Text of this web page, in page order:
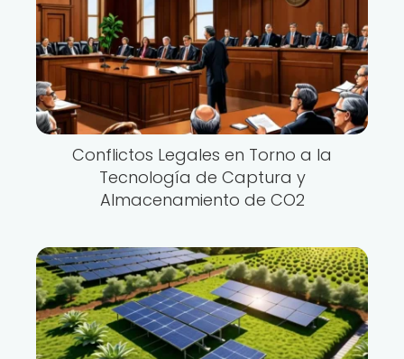
Conflictos Legales en Torno a la
Tecnología de Captura y
Almacenamiento de CO2